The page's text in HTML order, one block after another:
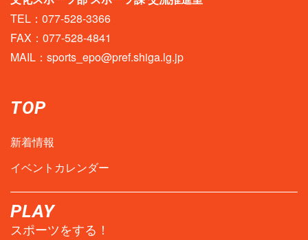
TEL：077-528-3366
FAX：077-528-4841
MAIL： sports_epo@pref.shiga.lg.jp
TOP
新着情報
イベントカレンダー
PLAY
スポーツをする！